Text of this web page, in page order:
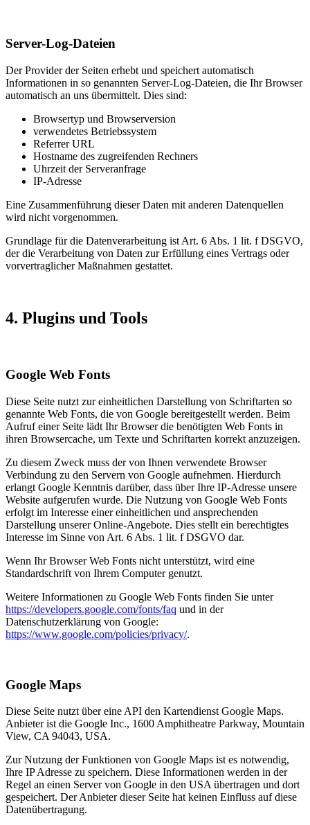
Server-Log-Dateien
Der Provider der Seiten erhebt und speichert automatisch
Informationen in so genannten Server-Log-Dateien, die Ihr Browser
automatisch an uns übermittelt. Dies sind:
Browsertyp und Browserversion
verwendetes Betriebssystem
Referrer URL
Hostname des zugreifenden Rechners
Uhrzeit der Serveranfrage
IP-Adresse
Eine Zusammenführung dieser Daten mit anderen Datenquellen
wird nicht vorgenommen.
Grundlage für die Datenverarbeitung ist Art. 6 Abs. 1 lit. f DSGVO,
der die Verarbeitung von Daten zur Erfüllung eines Vertrags oder
vorvertraglicher Maßnahmen gestattet.
4. Plugins und Tools
Google Web Fonts
Diese Seite nutzt zur einheitlichen Darstellung von Schriftarten so
genannte Web Fonts, die von Google bereitgestellt werden. Beim
Aufruf einer Seite lädt Ihr Browser die benötigten Web Fonts in
ihren Browsercache, um Texte und Schriftarten korrekt anzuzeigen.
Zu diesem Zweck muss der von Ihnen verwendete Browser
Verbindung zu den Servern von Google aufnehmen. Hierdurch
erlangt Google Kenntnis darüber, dass über Ihre IP-Adresse unsere
Website aufgerufen wurde. Die Nutzung von Google Web Fonts
erfolgt im Interesse einer einheitlichen und ansprechenden
Darstellung unserer Online-Angebote. Dies stellt ein berechtigtes
Interesse im Sinne von Art. 6 Abs. 1 lit. f DSGVO dar.
Wenn Ihr Browser Web Fonts nicht unterstützt, wird eine
Standardschrift von Ihrem Computer genutzt.
Weitere Informationen zu Google Web Fonts finden Sie unter
https://developers.google.com/fonts/faq und in der
Datenschutzerklärung von Google:
https://www.google.com/policies/privacy/.
Google Maps
Diese Seite nutzt über eine API den Kartendienst Google Maps.
Anbieter ist die Google Inc., 1600 Amphitheatre Parkway, Mountain
View, CA 94043, USA.
Zur Nutzung der Funktionen von Google Maps ist es notwendig,
Ihre IP Adresse zu speichern. Diese Informationen werden in der
Regel an einen Server von Google in den USA übertragen und dort
gespeichert. Der Anbieter dieser Seite hat keinen Einfluss auf diese
Datenübertragung.